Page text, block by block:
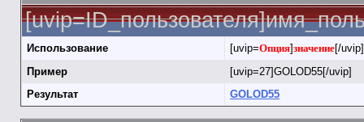
Использование [uvip=Опция]значение[/uvip]
Пример
[uvip=27]GOLOD55[/uvip]
Результат
GOLOD55